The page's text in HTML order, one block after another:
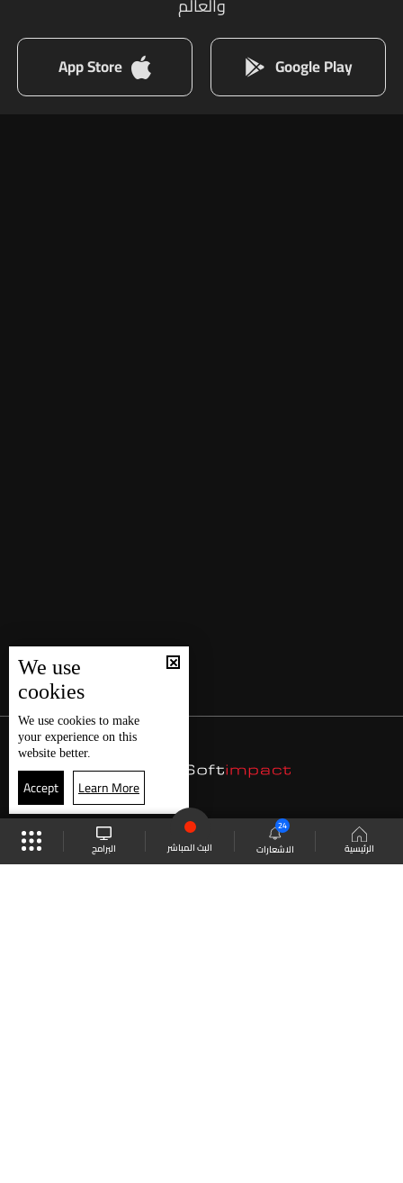
الرئيسية الاشعارات
24
البث المباشر البرامج
والعالم
Google Play
App Store
We use
cookies
We use cookies to make
your experience on this
website better.
Accept Learn More
موقع البرامج الجدول البث المباشر